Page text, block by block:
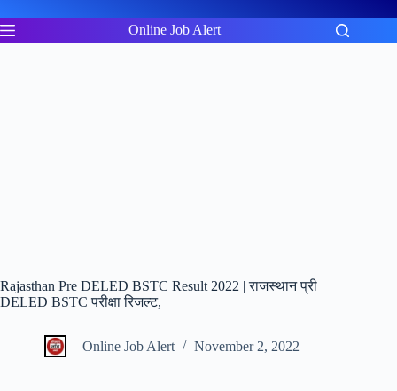
to
content
Online Job Alert
Rajasthan Pre DELED BSTC Result 2022 | राजस्थान प्री
DELED BSTC परीक्षा रिजल्ट,
Online Job Alert November 2, 2022